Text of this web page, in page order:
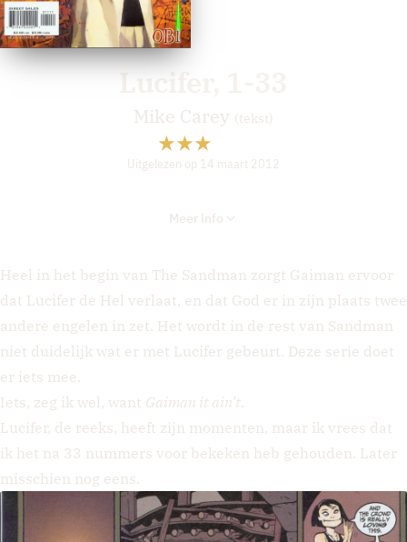
Uitgelezen op 14 maart 2012
Lucifer, 1-33
Mike Carey (tekst)
Meer info
Heel in het begin van The Sandman zorgt Gaiman ervoor
dat Lucifer de Hel verlaat, en dat God er in zijn plaats twee
andere engelen in zet. Het wordt in de rest van Sandman
niet duidelijk wat er met Lucifer gebeurt. Deze serie doet
er iets mee.
Iets, zeg ik wel, want Gaiman it ain’t.
Lucifer, de reeks, heeft zijn momenten, maar ik vrees dat
ik het na 33 nummers voor bekeken heb gehouden. Later
misschien nog eens.